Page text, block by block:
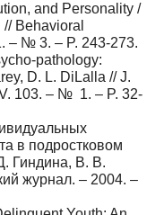
and Personality /
Behavioral
– № 3. – P. 243-273.
pathology:
D. L. DiLalla // J.
103. – № 1. – P. 32-
в подростковом
Гиндина, В. В.
журнал. – 2004. –